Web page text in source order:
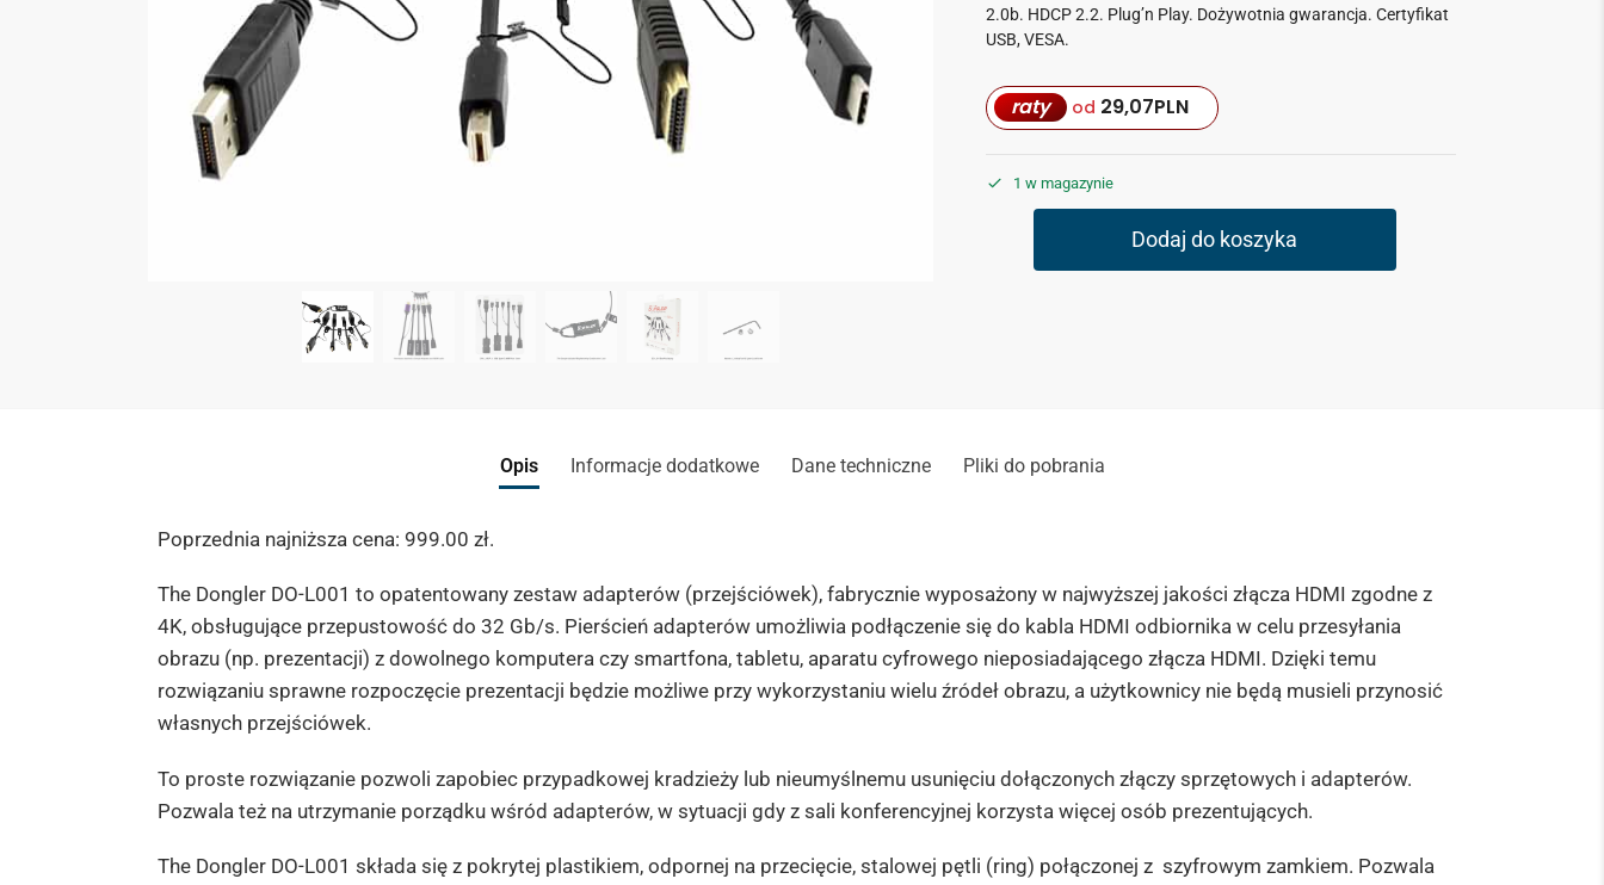
2.0b. HDCP 2.2. Plug’n Play. Dożywotnia gwarancja. Certyfikat
USB, VESA.
raty od 29,07PLN
1 w magazynie
Dodaj do koszyka
Opis Informacje dodatkowe Dane techniczne Pliki do pobrania
Poprzednia najniższa cena: 999.00 zł.
The Dongler DO-L001 to opatentowany zestaw adapterów (przejściówek), fabrycznie wyposażony w najwyższej jakości złącza HDMI zgodne z
4K, obsługujące przepustowość do 32 Gb/s. Pierścień adapterów umożliwia podłączenie się do kabla HDMI odbiornika w celu przesyłania
obrazu (np. prezentacji) z dowolnego komputera czy smartfona, tabletu, aparatu cyfrowego nieposiadającego złącza HDMI. Dzięki temu
rozwiązaniu sprawne rozpoczęcie prezentacji będzie możliwe przy wykorzystaniu wielu źródeł obrazu, a użytkownicy nie będą musieli przynosić
własnych przejściówek.
To proste rozwiązanie pozwoli zapobiec przypadkowej kradzieży lub nieumyślnemu usunięciu dołączonych złączy sprzętowych i adapterów.
Pozwala też na utrzymanie porządku wśród adapterów, w sytuacji gdy z sali konferencyjnej korzysta więcej osób prezentujących.
The Dongler DO-L001 składa się z pokrytej plastikiem, odpornej na przecięcie, stalowej pętli (ring) połączonej z szyfrowym zamkiem. Pozwala